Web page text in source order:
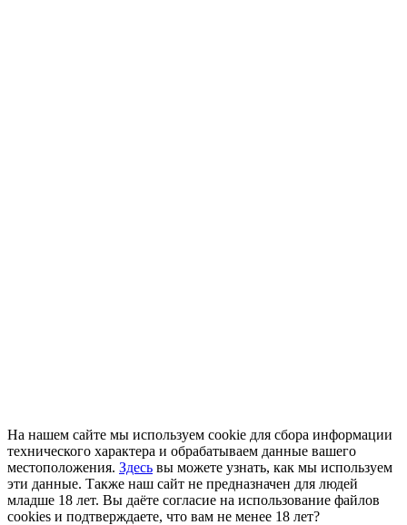
На нашем сайте мы используем cookie для сбора информации
технического характера и обрабатываем данные вашего
местоположения. Здесь вы можете узнать, как мы используем
эти данные. Также наш сайт не предназначен для людей
младше 18 лет. Вы даёте согласие на использование файлов
cookies и подтверждаете, что вам не менее 18 лет?